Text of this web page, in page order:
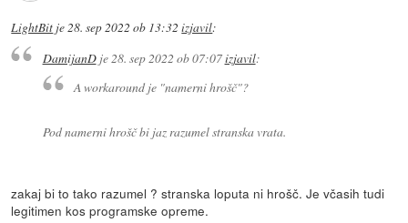
LightBit je28. sep 2022 ob 13:32 izjavil:
DamijanDje 28. sep 2022 ob 07:07izjavil:
A workaround je "namerni hrošč"?
Pod namerni hrošč bi jaz razumel stranska vrata.
zakaj bi to tako razumel ? stranska loputa ni hrošč. Je včasih tudi
legitimen kos programske opreme.